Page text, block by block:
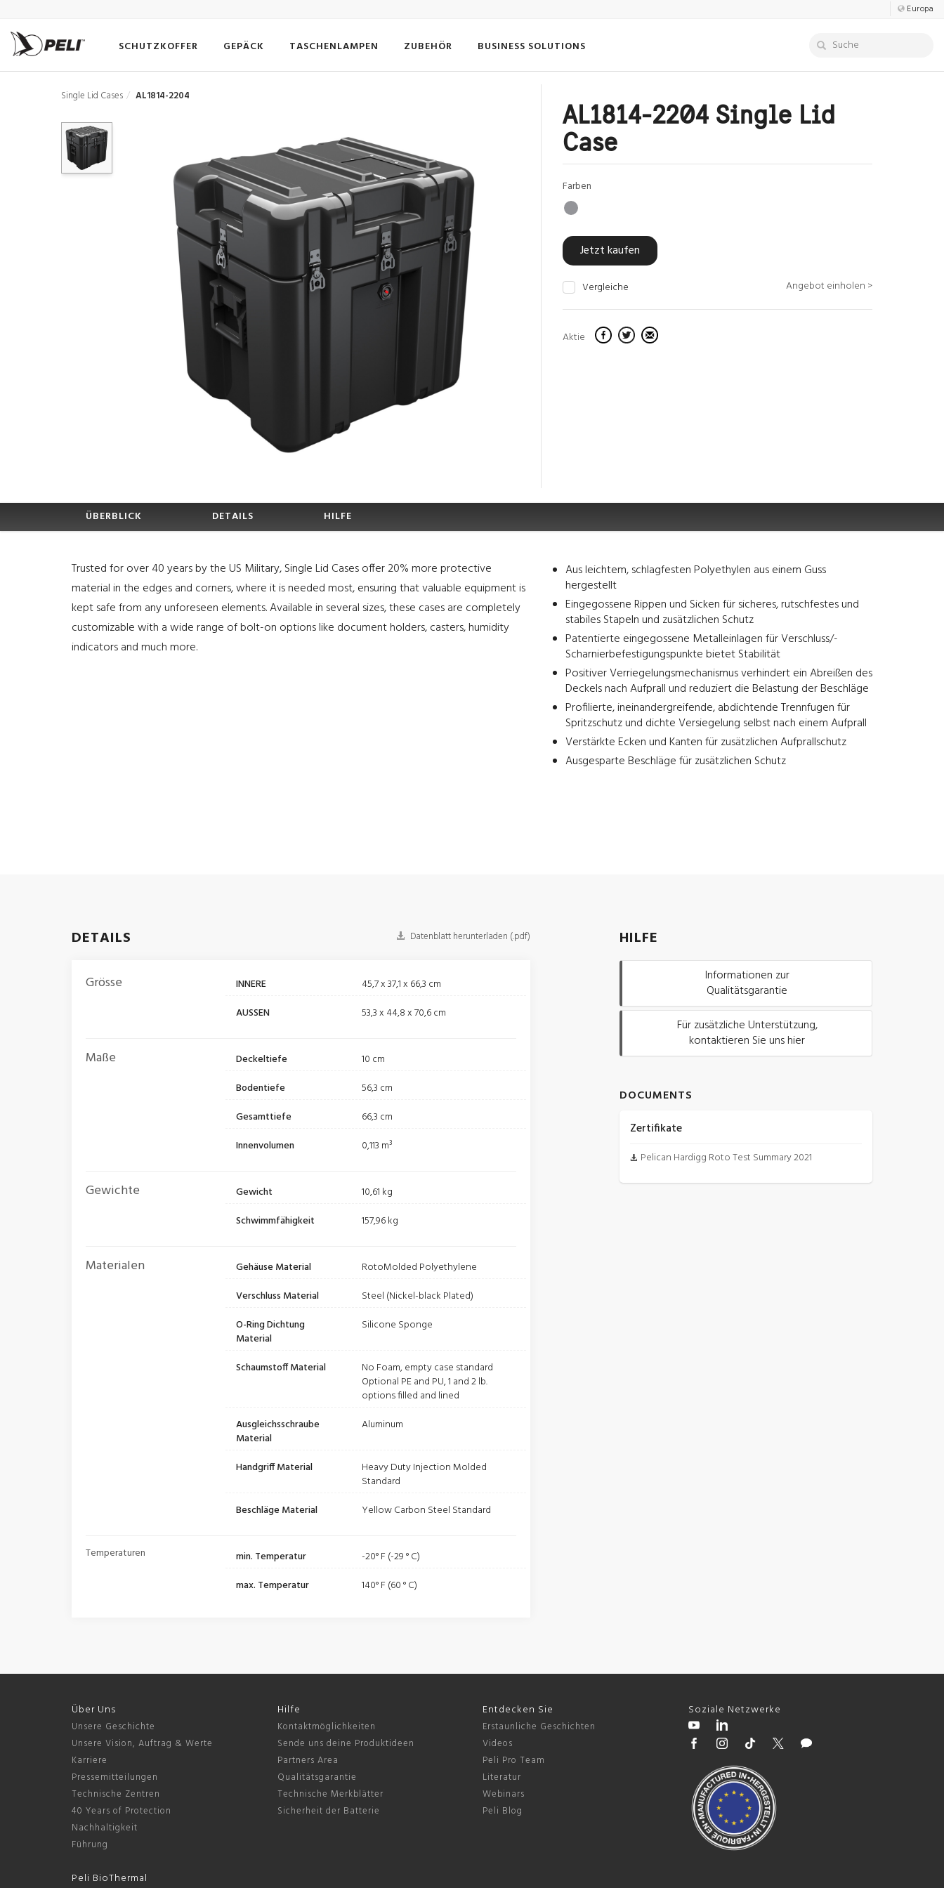
Europa
SCHUTZKOFFER GEPÄCK TASCHENLAMPEN ZUBEHÖR BUSINESS SOLUTIONS
Single Lid Cases AL1814-2204
AL1814-2204 Single Lid
Case
Farben
Jetzt kaufen
Vergleiche Angebot einholen >
Aktie
ÜBERBLICK DETAILS HILFE
Trusted for over 40 years by the US Military, Single Lid Cases offer 20% more protective
material in the edges and corners, where it is needed most, ensuring that valuable equipment is
kept safe from any unforeseen elements. Available in several sizes, these cases are completely
customizable with a wide range of bolt-on options like document holders, casters, humidity
indicators and much more.
Aus leichtem, schlagfesten Polyethylen aus einem Guss
hergestellt
Eingegossene Rippen und Sicken für sicheres, rutschfestes und
stabiles Stapeln und zusätzlichen Schutz
Patentierte eingegossene Metalleinlagen für Verschluss/-
Scharnierbefestigungspunkte bietet Stabilität
Positiver Verriegelungsmechanismus verhindert ein Abreißen des
Deckels nach Aufprall und reduziert die Belastung der Beschläge
Profilierte, ineinandergreifende, abdichtende Trennfugen für
Spritzschutz und dichte Versiegelung selbst nach einem Aufprall
Verstärkte Ecken und Kanten für zusätzlichen Aufprallschutz
Ausgesparte Beschläge für zusätzlichen Schutz
DETAILS Datenblatt herunterladen (.pdf)
Grösse INNERE
45,7 x 37,1 x 66,3 cm
AUSSEN
53,3 x 44,8 x 70,6 cm
Maße Deckeltiefe
10 cm
Bodentiefe
56,3 cm
Gesamttiefe
66,3 cm
Innenvolumen
0,113 m³
Gewichte Gewicht
10,61 kg
Schwimmfähigkeit
157,96 kg
Materialen Gehäuse Material
RotoMolded Polyethylene
Verschluss Material
Steel (Nickel-black Plated)
O-Ring Dichtung
Material
Silicone Sponge
Schaumstoff Material
No Foam, empty case standard
Optional PE and PU, 1 and 2 lb.
options filled and lined
Ausgleichsschraube
Material
Aluminum
Handgriff Material
Heavy Duty Injection Molded
Standard
Beschläge Material
Yellow Carbon Steel Standard
Temperaturen min. Temperatur
-20° F (-29 ° C)
max. Temperatur
140° F (60 ° C)
HILFE
Informationen zur
Qualitätsgarantie
Für zusätzliche Unterstützung,
kontaktieren Sie uns hier
DOCUMENTS
Zertifikate
Pelican Hardigg Roto Test Summary 2021
Über Uns
Unsere Geschichte
Unsere Vision, Auftrag & Werte
Karriere
Pressemitteilungen
Technische Zentren
40 Years of Protection
Nachhaltigkeit
Führung
Peli BioThermal
Hilfe
Kontaktmöglichkeiten
Sende uns deine Produktideen
Partners Area
Qualitätsgarantie
Technische Merkblätter
Sicherheit der Batterie
Entdecken Sie
Erstaunliche Geschichten
Videos
Peli Pro Team
Literatur
Webinars
Peli Blog
Soziale Netzwerke